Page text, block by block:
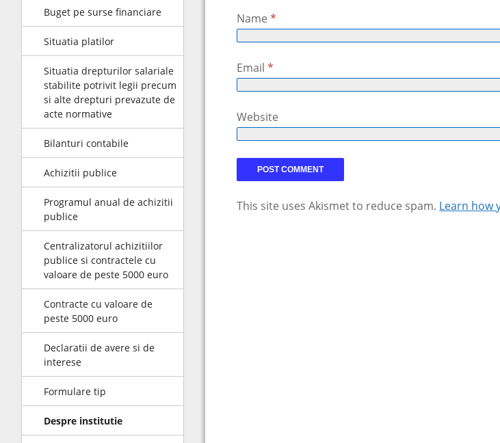
Buget pe surse financiare
Situatia platilor
Situatia drepturilor salariale
stabilite potrivit legii precum
si alte drepturi prevazute de
acte normative
Bilanturi contabile
Achizitii publice
Programul anual de achizitii
publice
Centralizatorul achizitiilor
publice si contractele cu
valoare de peste 5000 euro
Contracte cu valoare de
peste 5000 euro
Declaratii de avere si de
interese
Formulare tip
Despre institutie
Name*
Email*
Website
This site uses Akismet to reduce spam. Learn how